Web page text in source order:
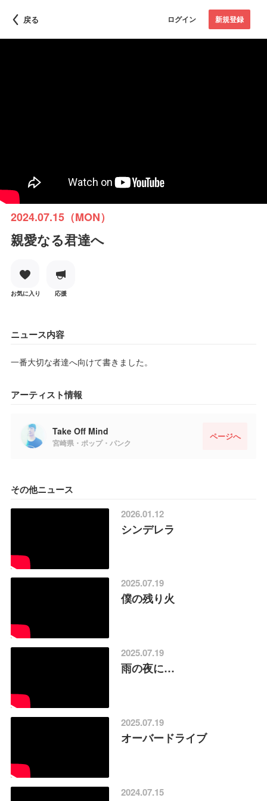
戻る ログイン 新規登録
2024.07.15（MON）
親愛なる君達へ
お気に入り 応援
ニュース内容
一番大切な者達へ向けて書きました。
アーティスト情報
Take Off Mind
宮崎県・ポップ・パンク
ページへ
その他ニュース
2026.01.12
シンデレラ
2025.07.19
僕の残り火
2025.07.19
雨の夜に…
2025.07.19
オーバードライブ
2024.07.15